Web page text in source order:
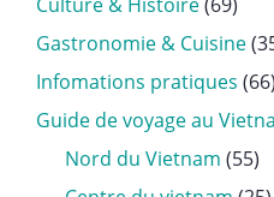
Gastronomie & Cuisine
Infomations pratiques (66)
Guide de voyage au
Nord du Vietnam (55)